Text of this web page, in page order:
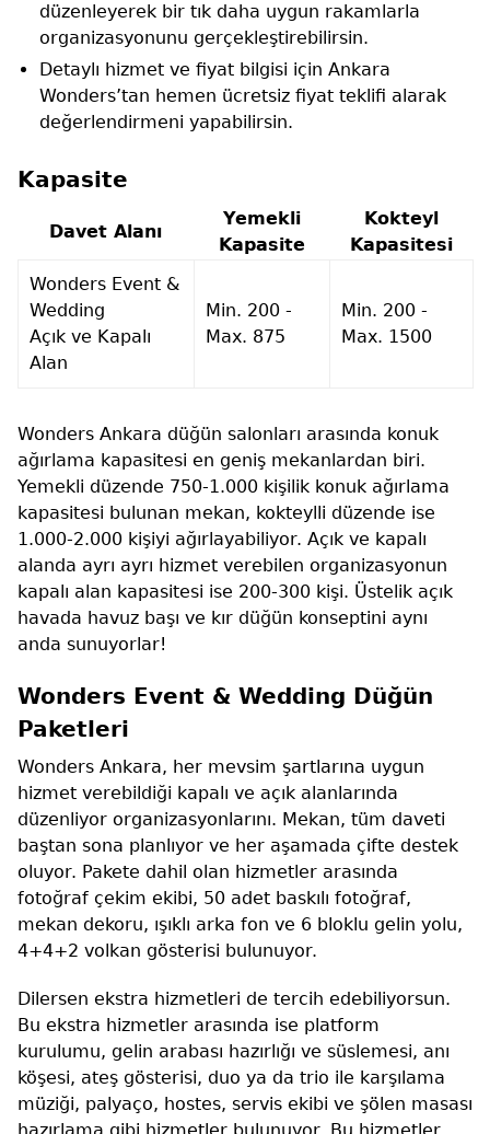
düzenleyerek bir tık daha uygun rakamlarla
organizasyonunu gerçekleştirebilirsin.
Detaylı hizmet ve fiyat bilgisi için Ankara
Wonders’tan hemen ücretsiz fiyat teklifi alarak
değerlendirmeni yapabilirsin.
Kapasite
Davet Alanı
Yemekli
Kapasite
Kokteyl
Kapasitesi
Wonders Event &
Wedding
Açık ve Kapalı
Alan
Min. 200 -
Max. 875
Min. 200 -
Max. 1500
Wonders Ankara düğün salonları arasında konuk
ağırlama kapasitesi en geniş mekanlardan biri.
Yemekli düzende 750-1.000 kişilik konuk ağırlama
kapasitesi bulunan mekan, kokteylli düzende ise
1.000-2.000 kişiyi ağırlayabiliyor. Açık ve kapalı
alanda ayrı ayrı hizmet verebilen organizasyonun
kapalı alan kapasitesi ise 200-300 kişi. Üstelik açık
havada havuz başı ve kır düğün konseptini aynı
anda sunuyorlar!
Wonders Event & Wedding Düğün
Paketleri
Wonders Ankara, her mevsim şartlarına uygun
hizmet verebildiği kapalı ve açık alanlarında
düzenliyor organizasyonlarını. Mekan, tüm daveti
baştan sona planlıyor ve her aşamada çifte destek
oluyor. Pakete dahil olan hizmetler arasında
fotoğraf çekim ekibi, 50 adet baskılı fotoğraf,
mekan dekoru, ışıklı arka fon ve 6 bloklu gelin yolu,
4+4+2 volkan gösterisi bulunuyor.
Dilersen ekstra hizmetleri de tercih edebiliyorsun.
Bu ekstra hizmetler arasında ise platform
kurulumu, gelin arabası hazırlığı ve süslemesi, anı
köşesi, ateş gösterisi, duo ya da trio ile karşılama
müziği, palyaço, hostes, servis ekibi ve şölen masası